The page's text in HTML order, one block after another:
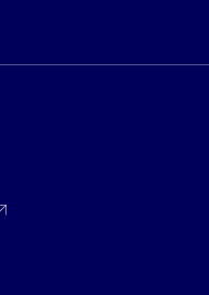
un nouvel onglet)
onglet)
onglet)
un nouvel onglet)
onglet)
nouvel onglet)